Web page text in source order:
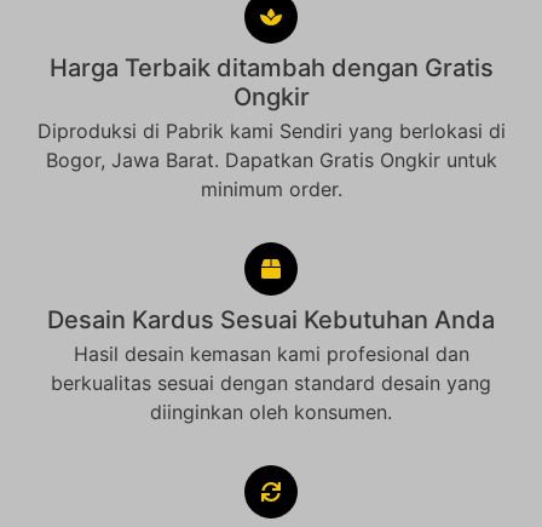
Harga Terbaik ditambah dengan Gratis
Ongkir
Diproduksi di Pabrik kami Sendiri yang berlokasi di
Bogor, Jawa Barat. Dapatkan Gratis Ongkir untuk
minimum order.
Desain Kardus Sesuai Kebutuhan Anda
Hasil desain kemasan kami profesional dan
berkualitas sesuai dengan standard desain yang
diinginkan oleh konsumen.